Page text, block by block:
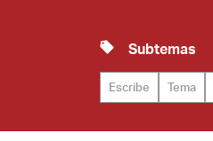
Subtemas
Escribe Tema